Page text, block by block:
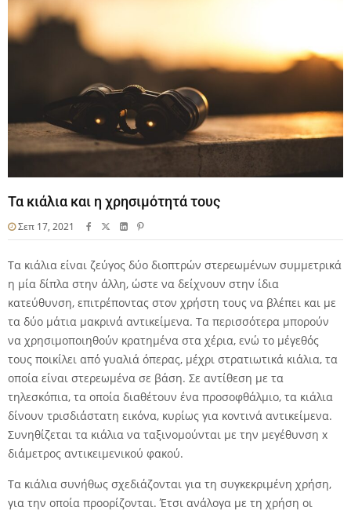
Τα κιάλια και η χρησιμότητά τους
Σεπ 17, 2021
Τα κιάλια είναι ζεύγος δύο διοπτρών στερεωμένων συμμετρικά
η μία δίπλα στην άλλη, ώστε να δείχνουν στην ίδια
κατεύθυνση, επιτρέποντας στον χρήστη τους να βλέπει και με
τα δύο μάτια μακρινά αντικείμενα. Τα περισσότερα μπορούν
να χρησιμοποιηθούν κρατημένα στα χέρια, ενώ το μέγεθός
τους ποικίλει από γυαλιά όπερας, μέχρι στρατιωτικά κιάλια, τα
οποία είναι στερεωμένα σε βάση. Σε αντίθεση με τα
τηλεσκόπια, τα οποία διαθέτουν ένα προσοφθάλμιο, τα κιάλια
δίνουν τρισδιάστατη εικόνα, κυρίως για κοντινά αντικείμενα.
Συνηθίζεται τα κιάλια να ταξινομούνται με την μεγέθυνση x
διάμετρος αντικειμενικού φακού.
Τα κιάλια συνήθως σχεδιάζονται για τη συγκεκριμένη χρήση,
για την οποία προορίζονται. Έτσι ανάλογα με τη χρήση οι